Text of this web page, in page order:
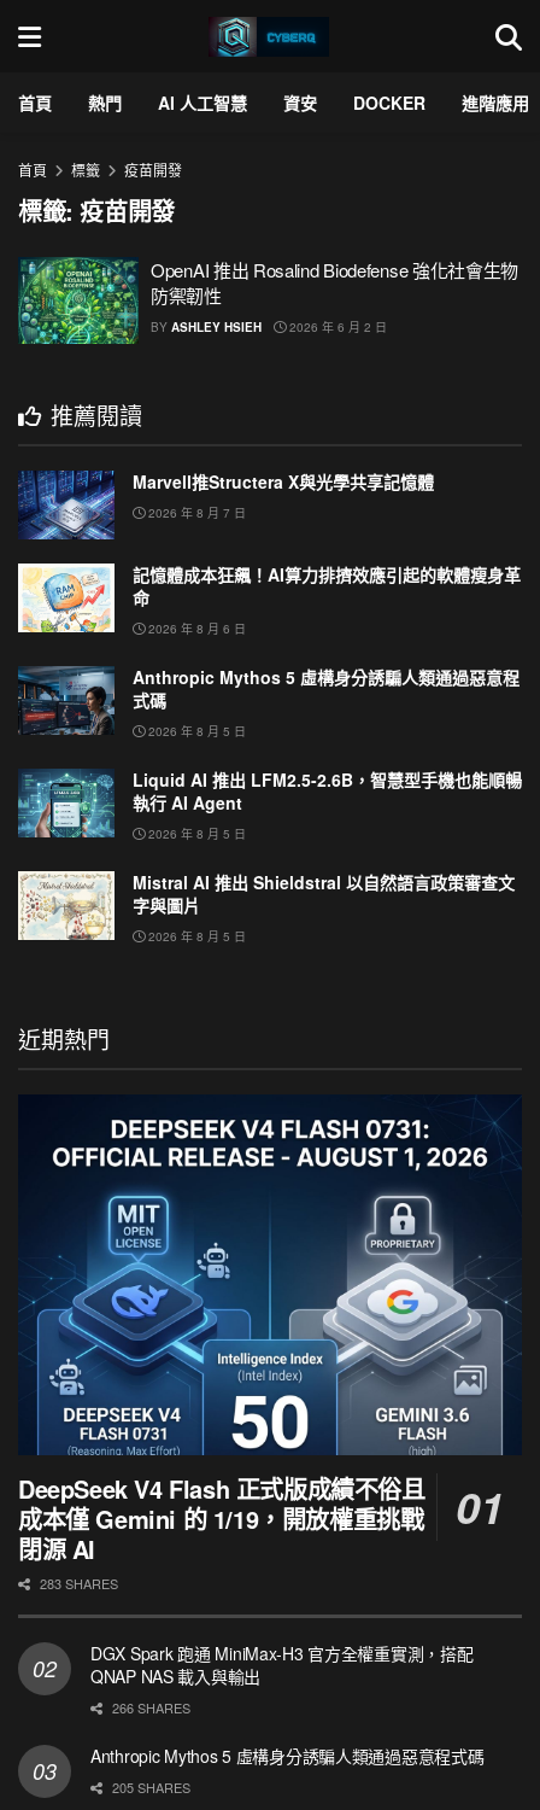
首頁 熱門 AI 人工智慧 資安 DOCKER 進階應用
首頁 標籤 疫苗開發
標籤:疫苗開發
OpenAI 推出 Rosalind Biodefense 強化社會生物
防禦韌性
BY ASHLEY HSIEH 2026 年 6 月 2 日
推薦閱讀
Marvell推Structera X與光學共享記憶體
2026 年 8 月 7 日
記憶體成本狂飆！AI算力排擠效應引起的軟體瘦身革
命
2026 年 8 月 6 日
Anthropic Mythos 5 虛構身分誘騙人類通過惡意程
式碼
2026 年 8 月 5 日
Liquid AI 推出 LFM2.5-2.6B，智慧型手機也能順暢
執行 AI Agent
2026 年 8 月 5 日
Mistral AI 推出 Shieldstral 以自然語言政策審查文
字與圖片
2026 年 8 月 5 日
近期熱門
DeepSeek V4 Flash 正式版成績不俗且
成本僅 Gemini 的 1/19，開放權重挑戰
閉源 AI
283 SHARES
DGX Spark 跑通 MiniMax-H3 官方全權重實測，搭配
QNAP NAS 載入與輸出
266 SHARES
Anthropic Mythos 5 虛構身分誘騙人類通過惡意程式碼
205 SHARES